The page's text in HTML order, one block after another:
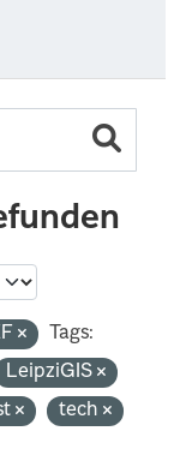
Tags:
LeipziGIS
tech